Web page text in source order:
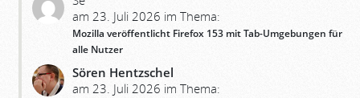
am 23. Juli 2026 im Thema:
Mozilla veröffentlicht Firefox 153 mit Tab-Umgebungen für
alle Nutzer
Sören Hentzschel
am 23. Juli 2026 im Thema: